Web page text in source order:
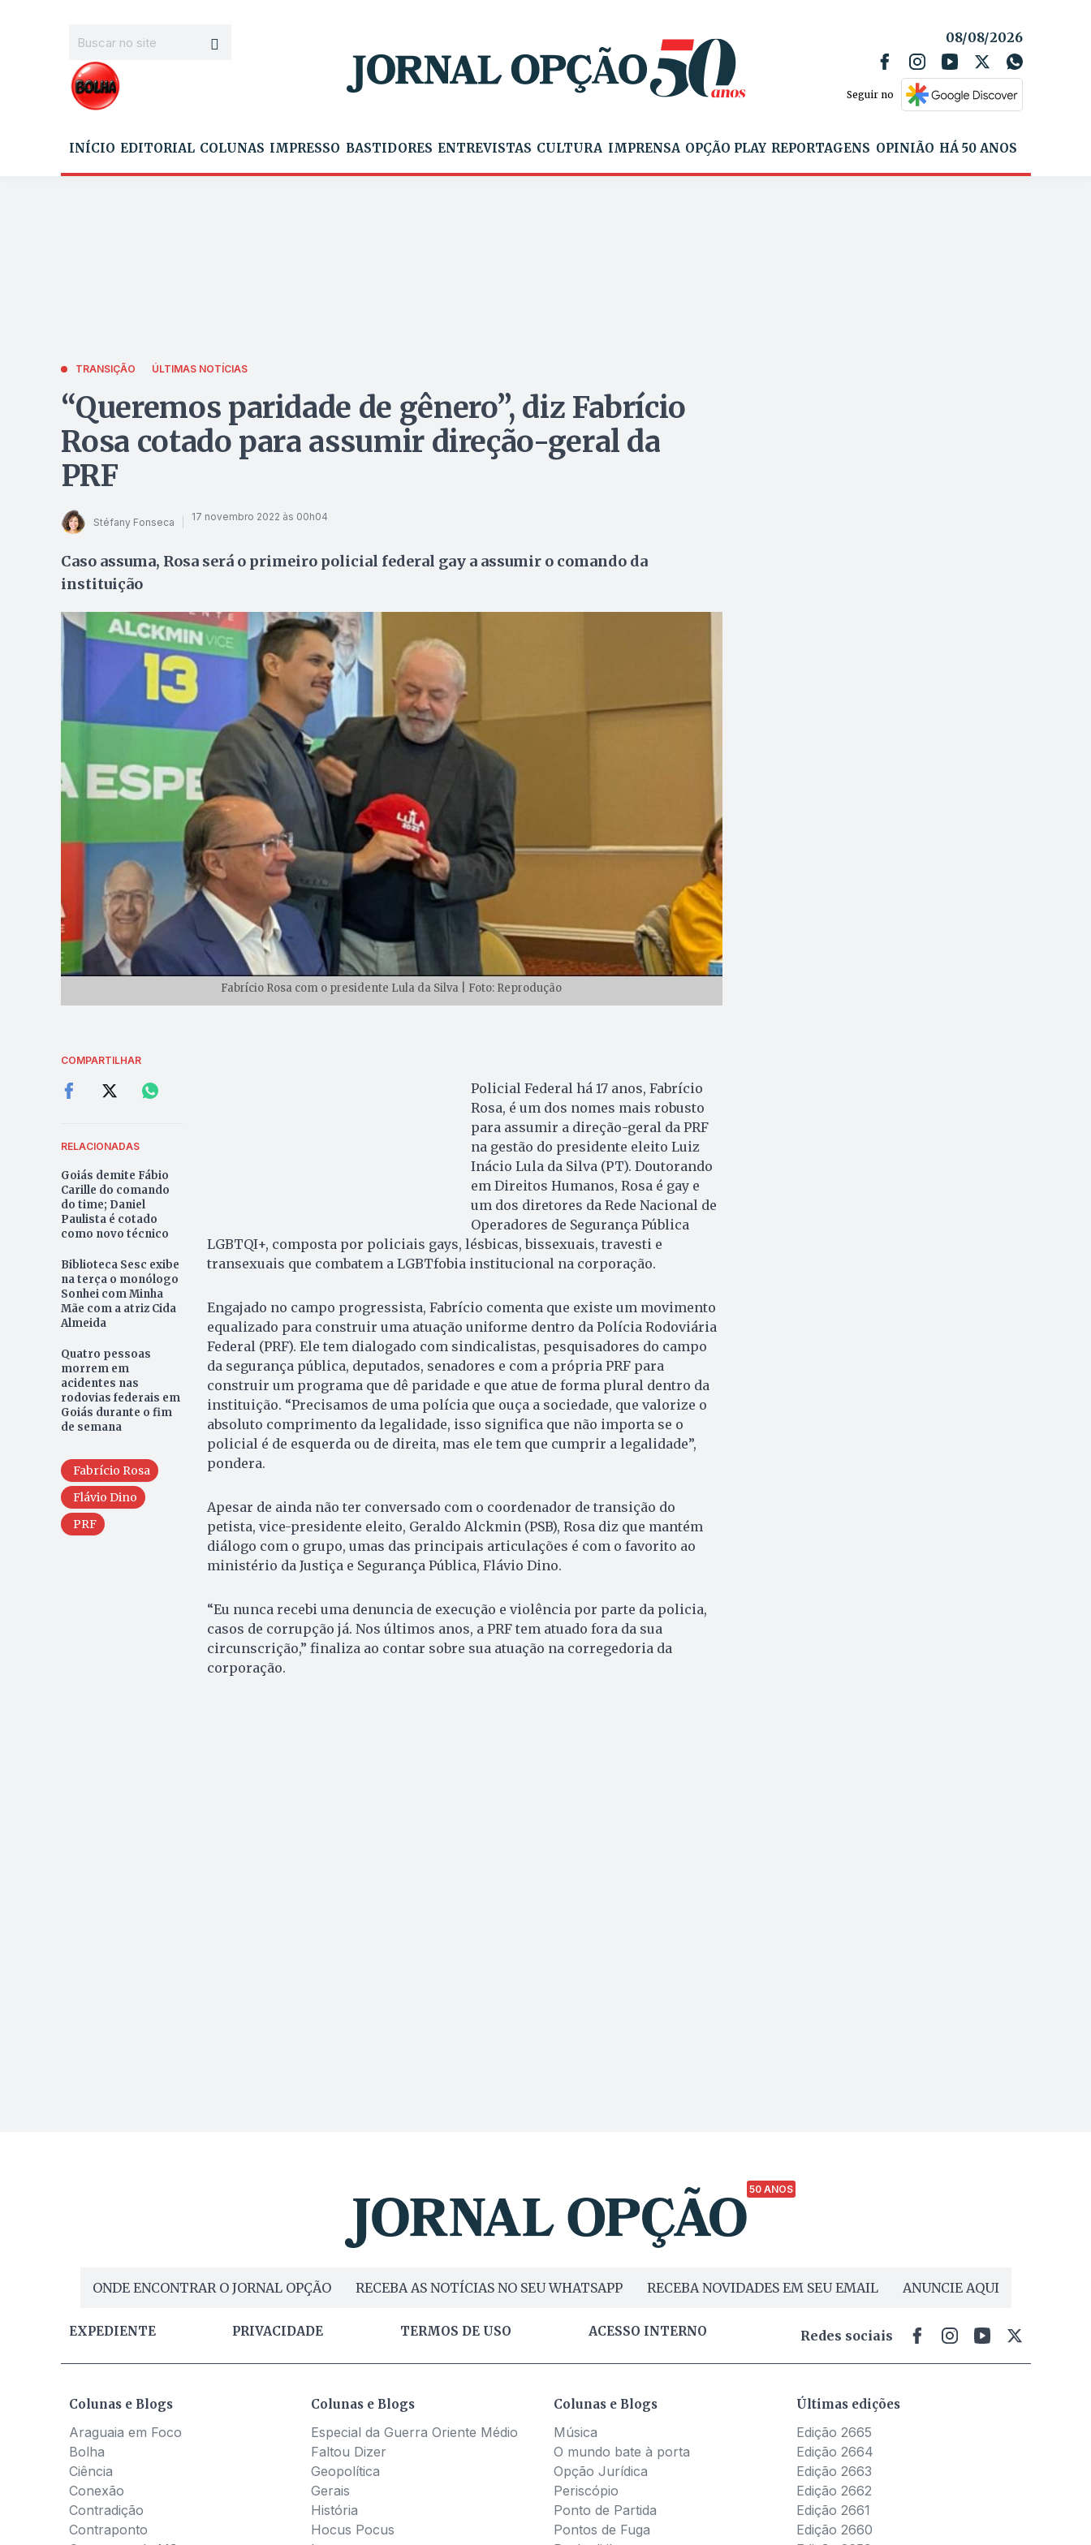
08/08/2026
Seguir no
INÍCIO EDITORIAL COLUNAS IMPRESSO BASTIDORES ENTREVISTAS CULTURA IMPRENSA OPÇÃO PLAY REPORTAGENS OPINIÃO HÁ 50 ANOS
TRANSIÇÃO ÚLTIMAS NOTÍCIAS
“Queremos paridade de gênero”, diz Fabrício
Rosa cotado para assumir direção-geral da
PRF
Stéfany Fonseca 17 novembro 2022 às 00h04
Caso assuma, Rosa será o primeiro policial federal gay a assumir o comando da
instituição
Fabrício Rosa com o presidente Lula da Silva | Foto: Reprodução
COMPARTILHAR
RELACIONADAS
Goiás demite Fábio
Carille do comando
do time; Daniel
Paulista é cotado
como novo técnico
Biblioteca Sesc exibe
na terça o monólogo
Sonhei com Minha
Mãe com a atriz Cida
Almeida
Quatro pessoas
morrem em
acidentes nas
rodovias federais em
Goiás durante o fim
de semana
Fabrício Rosa
Flávio Dino
PRF
Policial Federal há 17 anos, Fabrício
Rosa, é um dos nomes mais robusto
para assumir a direção-geral da PRF
na gestão do presidente eleito Luiz
Inácio Lula da Silva (PT). Doutorando
em Direitos Humanos, Rosa é gay e
um dos diretores da Rede Nacional de
Operadores de Segurança Pública
LGBTQI+, composta por policiais gays, lésbicas, bissexuais, travesti e
transexuais que combatem a LGBTfobia institucional na corporação.
Engajado no campo progressista, Fabrício comenta que existe um movimento
equalizado para construir uma atuação uniforme dentro da Polícia Rodoviária
Federal (PRF). Ele tem dialogado com sindicalistas, pesquisadores do campo
da segurança pública, deputados, senadores e com a própria PRF para
construir um programa que dê paridade e que atue de forma plural dentro da
instituição. “Precisamos de uma polícia que ouça a sociedade, que valorize o
absoluto comprimento da legalidade, isso significa que não importa se o
policial é de esquerda ou de direita, mas ele tem que cumprir a legalidade”,
pondera.
Apesar de ainda não ter conversado com o coordenador de transição do
petista, vice-presidente eleito, Geraldo Alckmin (PSB), Rosa diz que mantém
diálogo com o grupo, umas das principais articulações é com o favorito ao
ministério da Justiça e Segurança Pública, Flávio Dino.
“Eu nunca recebi uma denuncia de execução e violência por parte da policia,
casos de corrupção já. Nos últimos anos, a PRF tem atuado fora da sua
circunscrição,” finaliza ao contar sobre sua atuação na corregedoria da
corporação.
50 ANOS
ONDE ENCONTRAR O JORNAL OPÇÃO RECEBA AS NOTÍCIAS NO SEU WHATSAPP RECEBA NOVIDADES EM SEU EMAIL ANUNCIE AQUI
EXPEDIENTE PRIVACIDADE TERMOS DE USO ACESSO INTERNO Redes sociais
Colunas e Blogs
Araguaia em Foco
Bolha
Ciência
Conexão
Contradição
Contraponto
Colunas e Blogs
Especial da Guerra Oriente Médio
Faltou Dizer
Geopolítica
Gerais
História
Hocus Pocus
Colunas e Blogs
Música
O mundo bate à porta
Opção Jurídica
Periscópio
Ponto de Partida
Pontos de Fuga
Últimas edições
Edição 2665
Edição 2664
Edição 2663
Edição 2662
Edição 2661
Edição 2660